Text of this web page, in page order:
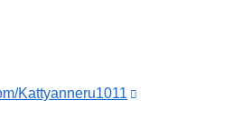
Kattyanneru1011